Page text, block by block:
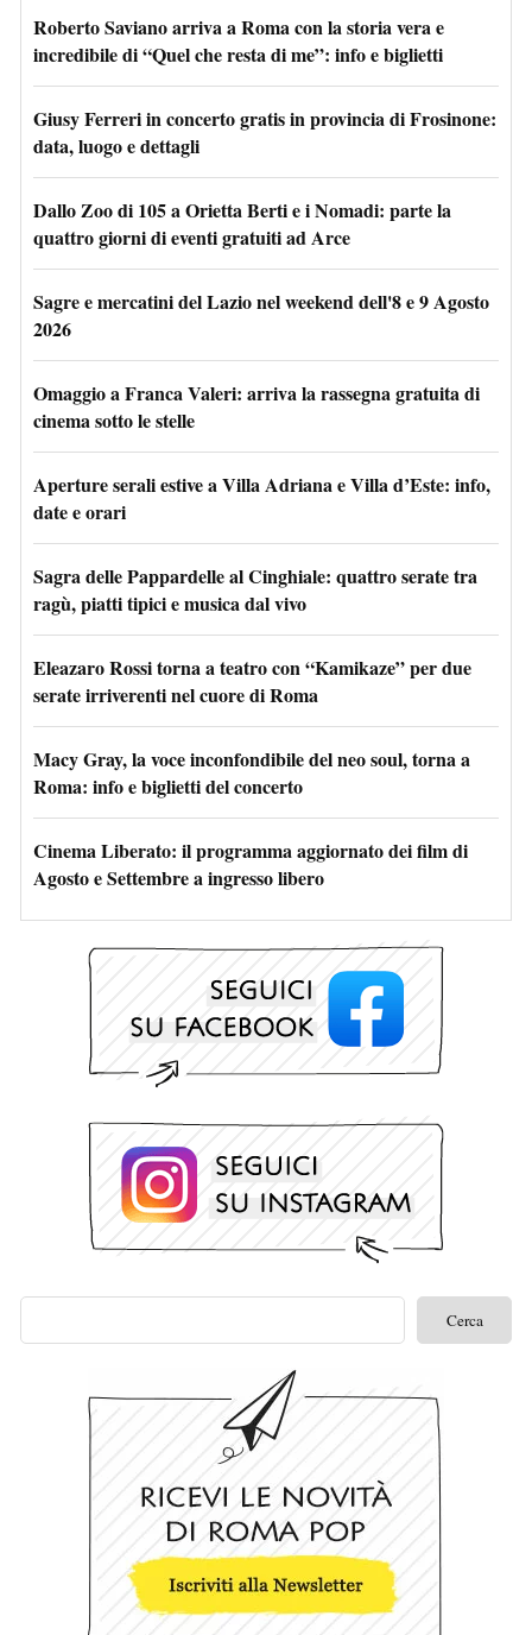
Roberto Saviano arriva a Roma con la storia vera e
incredibile di “Quel che resta di me”: info e biglietti
Giusy Ferreri in concerto gratis in provincia di Frosinone:
data, luogo e dettagli
Dallo Zoo di 105 a Orietta Berti e i Nomadi: parte la
quattro giorni di eventi gratuiti ad Arce
Sagre e mercatini del Lazio nel weekend dell'8 e 9 Agosto
2026
Omaggio a Franca Valeri: arriva la rassegna gratuita di
cinema sotto le stelle
Aperture serali estive a Villa Adriana e Villa d’Este: info,
date e orari
Sagra delle Pappardelle al Cinghiale: quattro serate tra
ragù, piatti tipici e musica dal vivo
Eleazaro Rossi torna a teatro con “Kamikaze” per due
serate irriverenti nel cuore di Roma
Macy Gray, la voce inconfondibile del neo soul, torna a
Roma: info e biglietti del concerto
Cinema Liberato: il programma aggiornato dei film di
Agosto e Settembre a ingresso libero